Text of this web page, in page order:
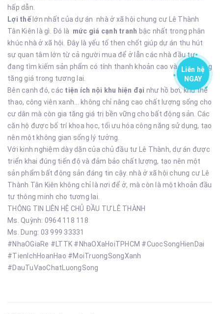
hấp dẫn.
Lợi thếlớn nhất của dự án nhà ở xã hội chung cư Lê Thành
Tân Kiên là gì. Đó là mức giá cạnh tranh bậc nhất trong phân
khúc nhà ở xã hội. Đây là yếu tố then chốt giúp dự án thu hút
sự quan tâm lớn từ cả người mua để ở lẫn các nhà đầu tư
đang tìm kiếm sản phẩm có tính thanh khoản cao và tiềm năng
tăng giá trong tương lai.
Bên cạnh đó, các tiện ích nội khu hiện đại như hồ bơi, khu thể
thao, công viên xanh... không chỉ nâng cao chất lượng sống cho
cư dân mà còn gia tăng giá trị bền vững cho bất động sản. Các
căn hộ được bố trí khoa học, tối ưu hóa công năng sử dụng, tạo
nên một không gian sống lý tưởng.
Với kinh nghiệm dày dặn của chủ đầu tư Lê Thành, dự án được
triển khai đúng tiến độ và đảm bảo chất lượng, tạo nên một
sản phẩm bất động sản đáng tin cậy. nhà ở xã hội chung cư Lê
Thành Tân Kiên không chỉ là nơi để ở, mà còn là một khoản đầu
tư thông minh cho tương lai.
THÔNG TIN LIÊN HỆ CHỦ ĐẦU TƯ LÊ THÀNH
Ms. Quỳnh: 0964 118 118
Ms. Dung: 03 999 33331
#NhaOGiaRe #LTTK #NhaOXaHoiTPHCM #CuocSongHienDai
#TienIchHoanHao #MoiTruongSongXanh
#DauTuVaoChatLuongSong
Liên hệ
NGAY